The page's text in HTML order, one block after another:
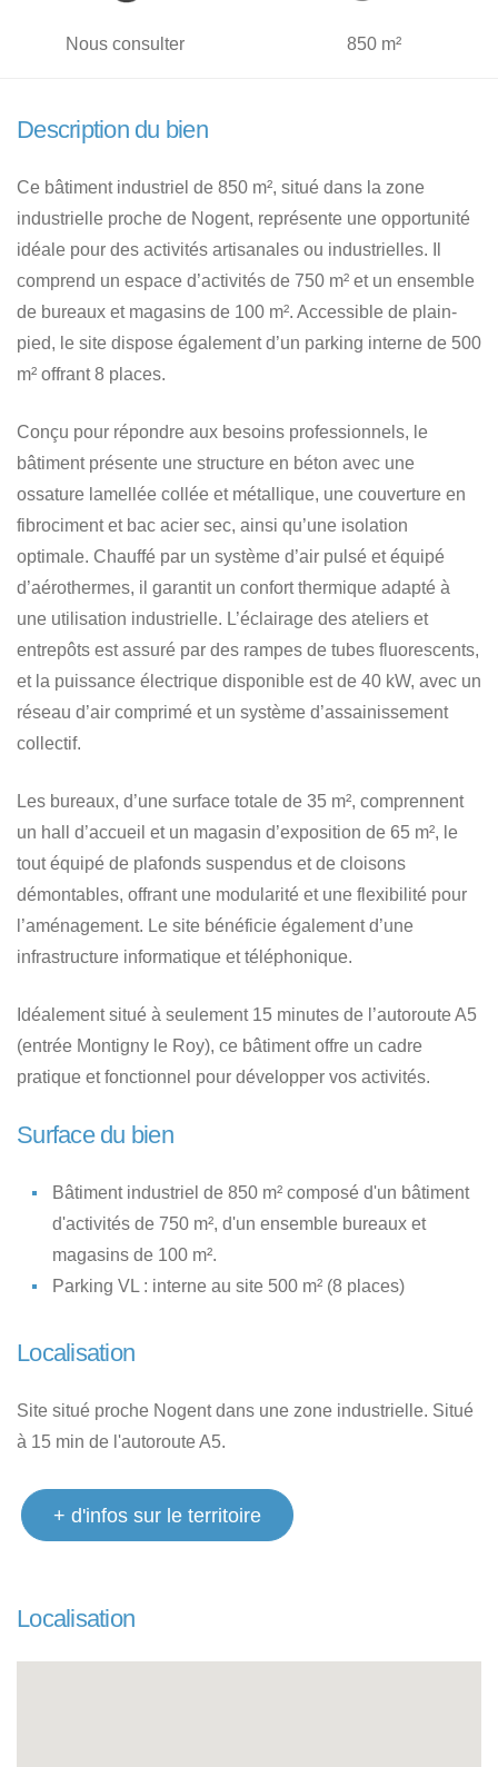
Nous consulter 850 m²
Description du bien
Ce bâtiment industriel de 850 m², situé dans la zone
industrielle proche de Nogent, représente une opportunité
idéale pour des activités artisanales ou industrielles. Il
comprend un espace d’activités de 750 m² et un ensemble
de bureaux et magasins de 100 m². Accessible de plain-
pied, le site dispose également d’un parking interne de 500
m² offrant 8 places.
Conçu pour répondre aux besoins professionnels, le
bâtiment présente une structure en béton avec une
ossature lamellée collée et métallique, une couverture en
fibrociment et bac acier sec, ainsi qu’une isolation
optimale. Chauffé par un système d’air pulsé et équipé
d’aérothermes, il garantit un confort thermique adapté à
une utilisation industrielle. L’éclairage des ateliers et
entrepôts est assuré par des rampes de tubes fluorescents,
et la puissance électrique disponible est de 40 kW, avec un
réseau d’air comprimé et un système d’assainissement
collectif.
Les bureaux, d’une surface totale de 35 m², comprennent
un hall d’accueil et un magasin d’exposition de 65 m², le
tout équipé de plafonds suspendus et de cloisons
démontables, offrant une modularité et une flexibilité pour
l’aménagement. Le site bénéficie également d’une
infrastructure informatique et téléphonique.
Idéalement situé à seulement 15 minutes de l’autoroute A5
(entrée Montigny le Roy), ce bâtiment offre un cadre
pratique et fonctionnel pour développer vos activités.
Surface du bien
Bâtiment industriel de 850 m² composé d'un bâtiment
d'activités de 750 m², d'un ensemble bureaux et
magasins de 100 m².
Parking VL : interne au site 500 m² (8 places)
Localisation
Site situé proche Nogent dans une zone industrielle. Situé
à 15 min de l'autoroute A5.
+ d'infos sur le territoire
Localisation